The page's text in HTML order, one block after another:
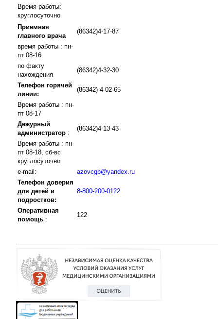
Время работы:
круглосуточно
Приемная
главного врача
(86342)4-17-87
время работы : пн-
пт 08-16
по факту
нахождения
(86342)4-32-30
Телефон горячей
линии:
(86342) 4-02-65
Время работы : пн-
пт 08-17
Дежурный
администратор :
(86342)4-13-43
Время работы : пн-
пт 08-18, сб-вс
круглосуточно
e-mail:
azovcgb@yandex.ru
Телефон доверия
для детей и
подростков:
8-800-200-0122
Оперативная
помощь :
122